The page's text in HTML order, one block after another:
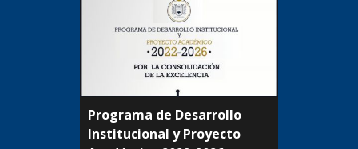
Programa de Desarrollo
Institucional y Proyecto